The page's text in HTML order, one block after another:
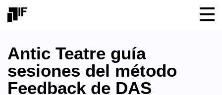
Antic Teatre guía
sesiones del método
Feedback de DAS